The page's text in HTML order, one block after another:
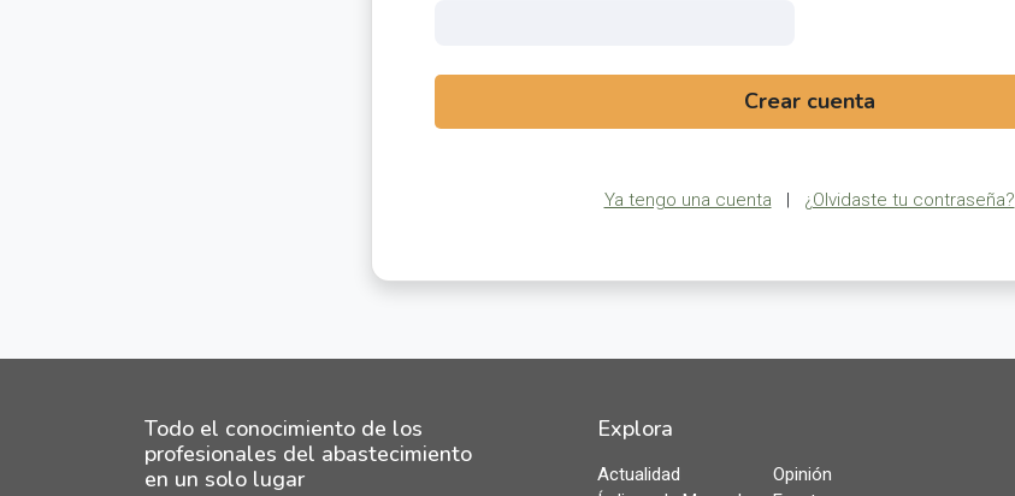
Crear cuenta
Ya tengo una cuenta | ¿Olvidaste tu contraseña?
Todo el conocimiento de los
profesionales del abastecimiento
en un solo lugar
Explora
Actualidad
Opinión